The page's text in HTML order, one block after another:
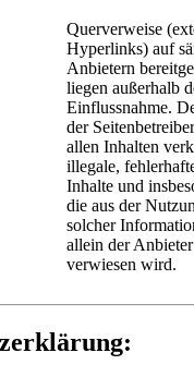
Querverweise
Hyperlinks) auf
Anbietern
liegen außerhalb
Einflussnahme.
der
allen Inhalten
illegale,
Inhalte und
die aus der
solcher
allein der
verwiesen wird.